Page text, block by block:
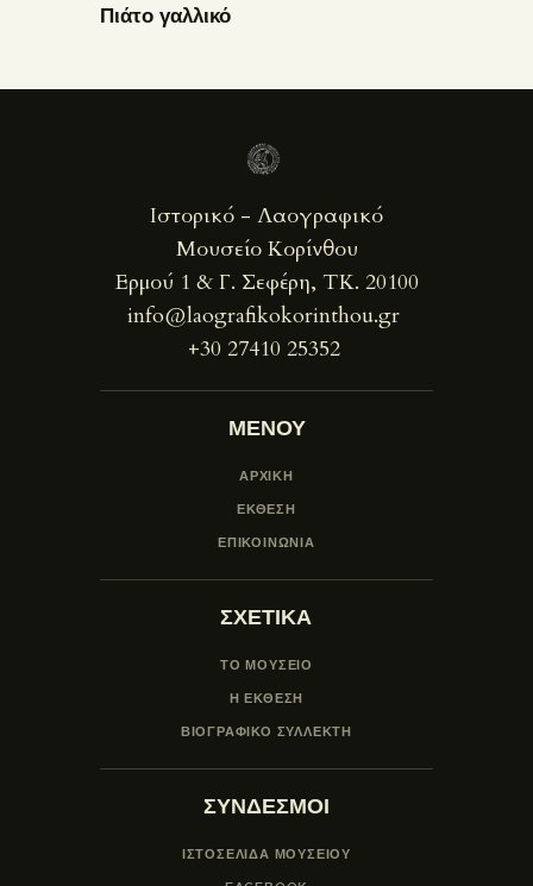
Πιάτο γαλλικό
Ιστορικό - Λαογραφικό
Μουσείο Κορίνθου
Ερμού 1 & Γ. Σεφέρη, ΤΚ. 20100
info@laografikokorinthou.gr
+30 27410 25352
ΜΕΝΟΥ
ΑΡΧΙΚΗ
ΕΚΘΕΣΗ
ΕΠΙΚΟΙΝΩΝΙΑ
ΣΧΕΤΙΚΑ
ΤΟ ΜΟΥΣΕΙΟ
Η ΕΚΘΕΣΗ
ΒΙΟΓΡΑΦΙΚΟ ΣΥΛΛΕΚΤΗ
ΣΥΝΔΕΣΜΟΙ
ΙΣΤΟΣΕΛΙΔΑ ΜΟΥΣΕΊΟΥ